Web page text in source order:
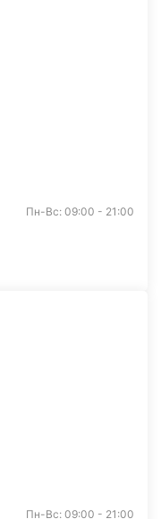
Пн-Вс: 09:00 - 21:00
Пн-Вс: 09:00 - 21:00